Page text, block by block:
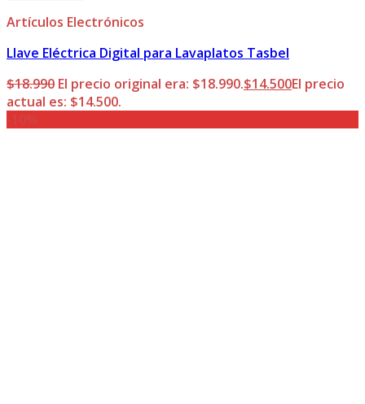
Artículos Electrónicos
Llave Eléctrica Digital para Lavaplatos Tasbel
$18.990 El precio original era: $18.990.$14.500El precio
actual es: $14.500.